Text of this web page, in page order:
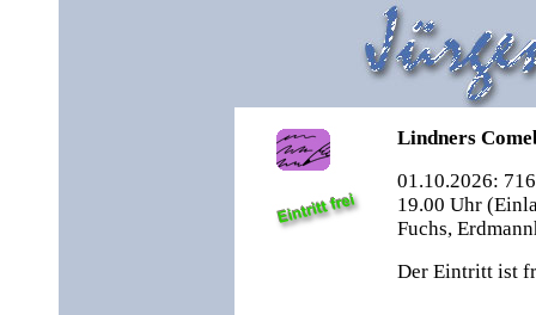
Lindners
01.10.2026:
19.00 Uhr
Fuchs,
Der Eintritt ist